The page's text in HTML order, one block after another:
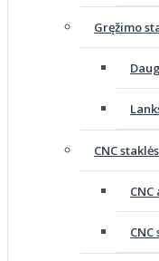
Gręžimo
CNC staklės